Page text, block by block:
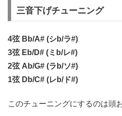
三音下げチューニング
4弦 Bb/A# (シb/ラ#)
3弦 Eb/D# (ミb/レ#)
2弦 Ab/G# (ラb/ソ#)
1弦 Db/C# (レb/ド#)
このチューニングにするのは頭